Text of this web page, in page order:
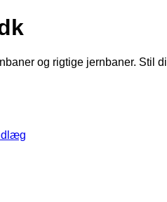
og rigtige jernbaner. Stil